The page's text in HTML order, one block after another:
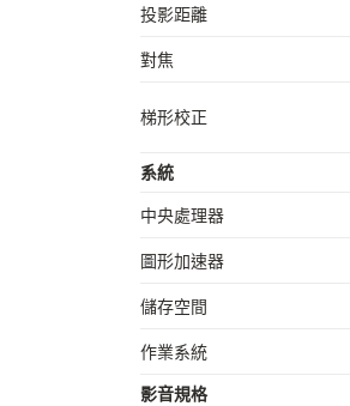
投影距離
對焦
梯形校正
系統
中央處理器
圖形加速器
儲存空間
作業系統
影音規格